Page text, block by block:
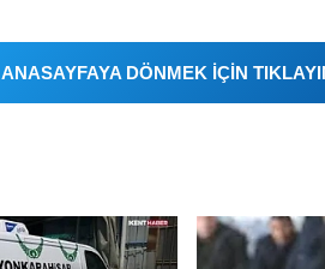
ANASAYFAYA DÖNMEK İÇİN